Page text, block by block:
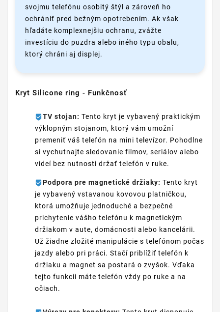
svojmu telefónu osobitý štýl a zároveň ho
ochrániť pred bežným opotrebením. Ak však
hľadáte komplexnejšiu ochranu, zvážte
investíciu do puzdra alebo iného typu obalu,
ktorý chráni aj displej.
Kryt Silicone ring - Funkčnosť
TV stojan: Tento kryt je vybavený praktickým
výklopným stojanom, ktorý vám umožní
premeniť váš telefón na mini televízor. Pohodlne
si vychutnajte sledovanie filmov, seriálov alebo
videí bez nutnosti držať telefón v ruke.
Podpora pre magnetické držiaky: Tento kryt
je vybavený vstavanou kovovou platničkou,
ktorá umožňuje jednoduché a bezpečné
prichytenie vášho telefónu k magnetickým
držiakom v aute, domácnosti alebo kancelárii.
Už žiadne zložité manipulácie s telefónom počas
jazdy alebo pri práci. Stačí priblížiť telefón k
držiaku a magnet sa postará o zvyšok. Vďaka
tejto funkcii máte telefón vždy po ruke a na
očiach.